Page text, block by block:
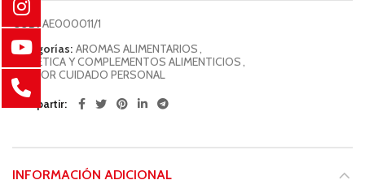
COD:AE000011/1
Categorías: AROMAS ALIMENTARIOS,
DIETÉTICA Y COMPLEMENTOS ALIMENTICIOS,
SECTOR CUIDADO PERSONAL
Compartir
INFORMACIÓN ADICIONAL